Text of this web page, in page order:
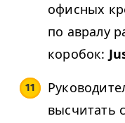
офисных
по авралу
коробок:
высчитать